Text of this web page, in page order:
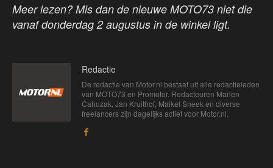
Meer lezen? Mis dan de nieuwe MOTO73 niet die
vanaf donderdag 2 augustus in de winkel ligt.
Redactie
De redactie van Motor.nl bestaat uit alle redactieleden
van MOTO73 en Promotor. Redacteuren Marien
Cahuzak, Jan Kruithof, Maikel Sneek en diverse
freelancers zijn dagelijks actief voor Motor.nl.